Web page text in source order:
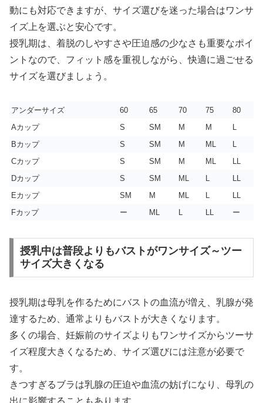
動にも対応できますが、サイズ選びを迷った場合はワンサ
イズ上を選ぶと安心です。
授乳期は、着脱のしやすさや圧迫感の少なさも重要なポイ
ントなので、フィット感を重視しながら、快適に過ごせる
サイズを選びましょう。
アンダーサイズ 60 65 70 75
80
Aカップ
S SM M M
Bカップ
S SM M ML
Cカップ
S SM M ML
Dカップ
S SM ML
Eカップ
SM M ML
Fカップ
ー ML ー
授乳中は普段よりもバストがワンサイズ～ツー
サイズ大きくなる
授乳期は母乳を作るためにバストの血流が増え、乳腺が発
達するため、通常よりもバストが大きくなります。
多くの場合、妊娠前のサイズよりもワンサイズからツーサ
イズ程度大きくなるため、サイズ選びには注意が必要で
す。
きつすぎるブラは乳腺の圧迫や血流の妨げになり、母乳の